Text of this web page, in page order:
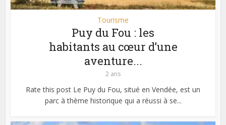
Tourisme
Puy du Fou : les
habitants au cœur d’une
aventure...
2 ans
Rate this post Le Puy du Fou, situé en Vendée, est un
parc à thème historique qui a réussi à se...